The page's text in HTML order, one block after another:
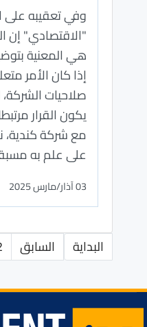
وفي تعقيبه على
"الاقتصادي" إن
هي المعنية
إذا كان الأمر
صلاحيات
يكون القرار
مع شركة كندية،
على علم به
03 آذار/مارس 2025
البداية السابق